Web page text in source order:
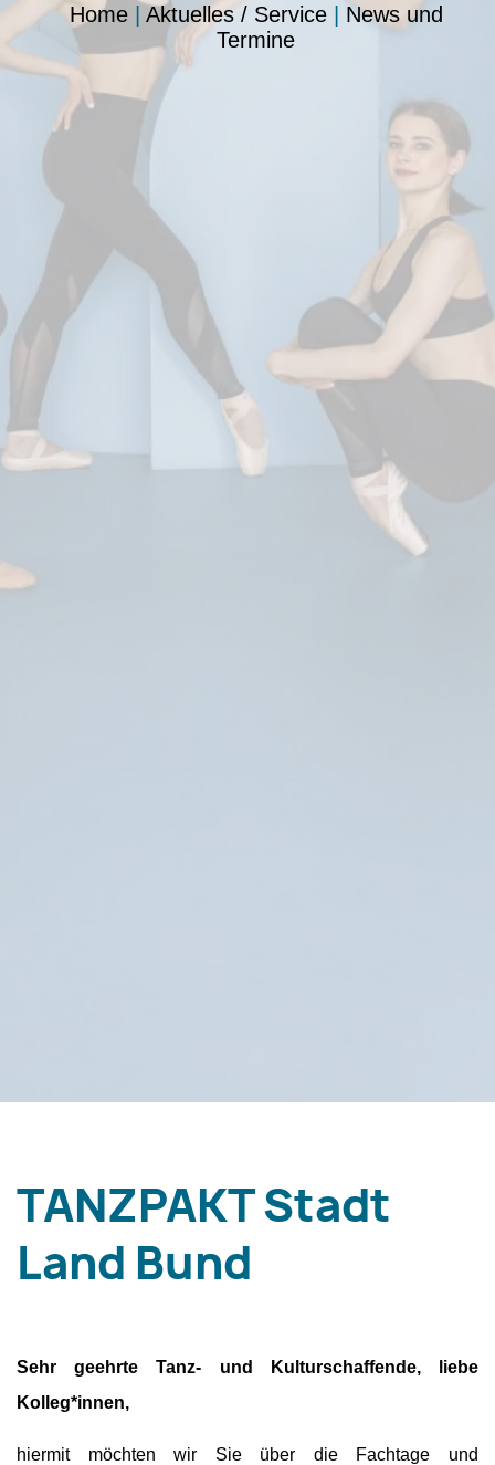
Home| Aktuelles / Service| News und
Termine
TANZPAKT Stadt
Land Bund
Sehr geehrte Tanz- und Kulturschaffende, liebe
Kolleg*innen,
hiermit möchten wir Sie über die Fachtage und